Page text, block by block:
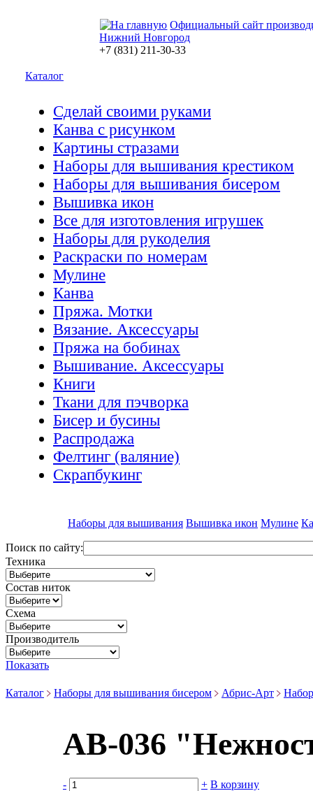
Официальный сайт
Нижний Новгород
+7 (831) 211-30-33
Каталог
Сделай своими руками
Канва с рисунком
Картины стразами
Наборы для вышивания крестиком
Наборы для вышивания бисером
Вышивка икон
Все для изготовления игрушек
Наборы для рукоделия
Раскраски по номерам
Мулине
Канва
Пряжа. Мотки
Вязание. Аксессуары
Пряжа на бобинах
Вышивание. Аксессуары
Книги
Ткани для пэчворка
Бисер и бусины
Распродажа
Фелтинг (валяние)
Скрапбукинг
Наборы для вышивания Вышивка икон Мулине
Поиск по сайту:
Техника
Состав ниток
Схема
Производитель
Показать
Каталог Наборы для вышивания бисером Абрис-Арт
АВ-036
- + В корзину